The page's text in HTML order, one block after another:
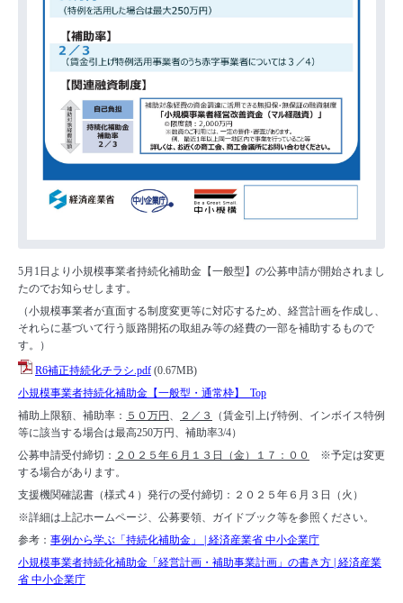
5月1日より小規模事業者持続化補助金【一般型】の公募申請が開始されまし
たのでお知らせします。
（小規模事業者が直面する制度変更等に対応するため、経営計画を作成し、
それらに基づいて行う販路開拓の取組み等の経費の一部を補助するもので
す。）
R6補正持続化チラシ.pdf (0.67MB)
小規模事業者持続化補助金【一般型・通常枠】 Top
補助上限額、補助率： ５０万円 ２／３
（賃金引上げ特例、インボイス特例
等に該当する場合は最高250万円、補助率3/4）
公募申請受付締切： ２０２５年６月１３日（金）１７：００
※予定は変更
する場合があります。
支援機関確認書（様式４）発行の受付締切：２０２５年６月３日（火）
※詳細は上記ホームページ、公募要領、ガイドブック等を参照ください。
参考： 事例から学ぶ「持続化補助金」 | 経済産業省 中小企業庁
小規模事業者持続化補助金「経営計画・補助事業計画」の書き方 | 経済産業
省 中小企業庁